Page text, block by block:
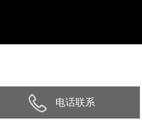
电话联系